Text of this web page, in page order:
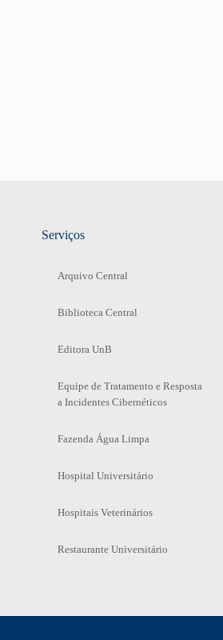
Serviços
Arquivo Central
Biblioteca Central
Editora UnB
Equipe de Tratamento e Resposta
a Incidentes Cibernéticos
Fazenda Água Limpa
Hospital Universitário
Hospitais Veterinários
Restaurante Universitário